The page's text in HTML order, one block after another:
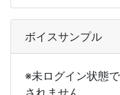
ボイスサンプル
※未ログイン状態